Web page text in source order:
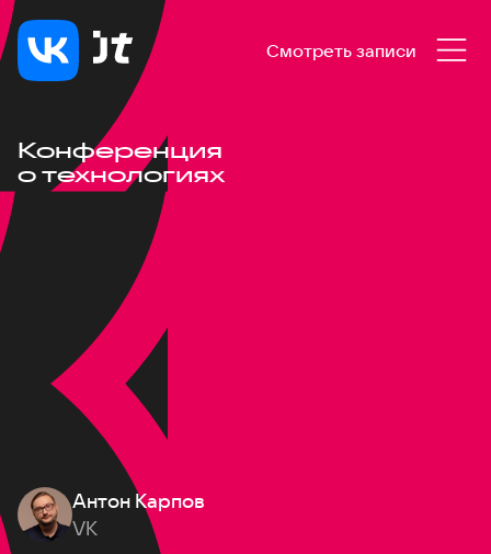
Смотреть записи
Конференция
о технологиях
Антон Карпов
VK